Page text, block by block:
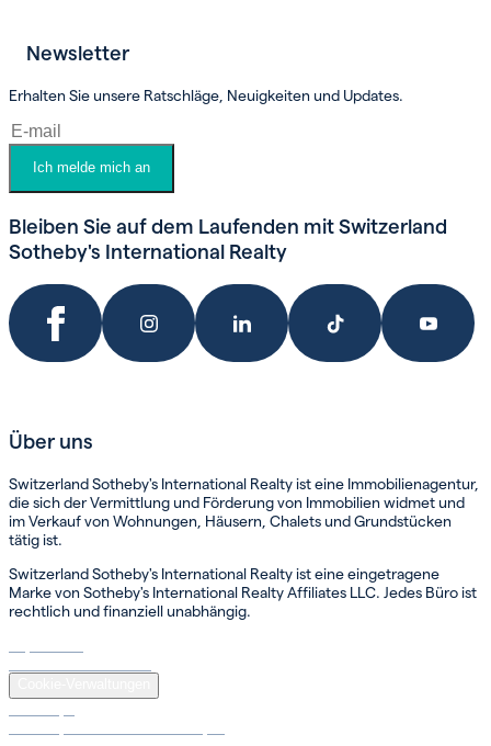
Termin vereinbaren
Newsletter
Erhalten Sie unsere Ratschläge, Neuigkeiten und Updates.
Ich melde mich an
Bleiben Sie auf dem Laufenden mit Switzerland
Sotheby's International Realty
Über uns
Switzerland Sotheby's International Realty ist eine Immobilienagentur,
die sich der Vermittlung und Förderung von Immobilien widmet und
im Verkauf von Wohnungen, Häusern, Chalets und Grundstücken
tätig ist.
Switzerland Sotheby's International Realty ist eine eingetragene
Marke von Sotheby's International Realty Affiliates LLC. Jedes Büro ist
rechtlich und finanziell unabhängig.